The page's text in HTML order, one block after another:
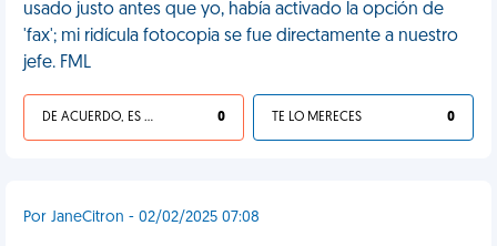
usado justo antes que yo, había activado la opción de
'fax'; mi ridícula fotocopia se fue directamente a nuestro
jefe. FML
DE ACUERDO, ES UNA VIDA HP 0 TE LO MERECES 0
Por JaneCitron - 02/02/2025 07:08